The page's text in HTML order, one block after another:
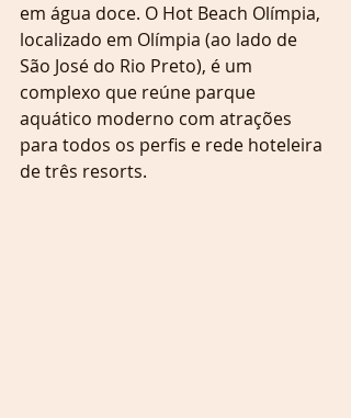
em água doce. O Hot Beach Olímpia,
localizado em Olímpia (ao lado de
São José do Rio Preto), é um
complexo que reúne parque
aquático moderno com atrações
para todos os perfis e rede hoteleira
de três resorts.